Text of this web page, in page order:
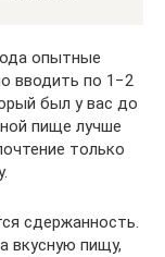
опытные
вводить по 1−2
был у вас до
пище лучше
только
сдержанность.
вкусную пищу,